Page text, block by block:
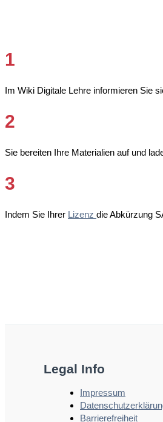
1
Im Wiki Digitale Lehre informieren Sie
2
Sie bereiten Ihre Materialien auf und
3
Indem Sie Ihrer Lizenz die Abkürzung
Legal Info
Impressum
Barrierefreiheit